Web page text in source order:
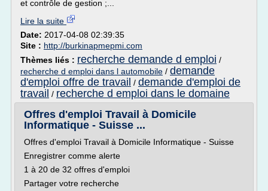
et contrôle de gestion ;...
Lire la suite
Date: 2017-04-08 02:39:35
Site : http://burkinapmepmi.com
Thèmes liés : recherche demande d emploi /
recherche d emploi dans l automobile / demande
d'emploi offre de travail / demande d'emploi de
travail / recherche d emploi dans le domaine
Offres d'emploi Travail à Domicile
Informatique - Suisse ...
Offres d'emploi Travail à Domicile Informatique - Suisse
Enregistrer comme alerte
1 à 20 de 32 offres d'emploi
Partager votre recherche